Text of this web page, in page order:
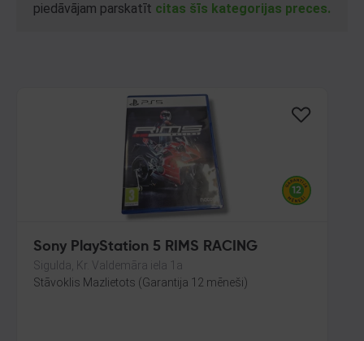
piedāvājam parskatīt citas šīs kategorijas preces.
Sony PlayStation 5 RIMS RACING
Sigulda, Kr. Valdemāra iela 1a
Stāvoklis Mazlietots (Garantija 12 mēneši)